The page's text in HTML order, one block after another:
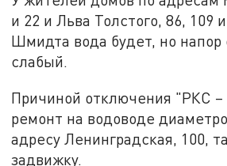
и 22 и Льва Толстого, 86, 109
Шмидта вода будет, но
слабый.
Причиной отключения "РКС –
ремонт на водоводе
адресу Ленинградская, 100,
задвижку.